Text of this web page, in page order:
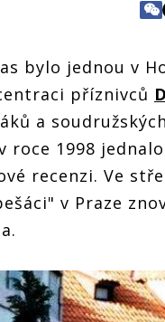
bylo jednou v
příznivců
a
roce 1998
recenzi. Ve
v Praze